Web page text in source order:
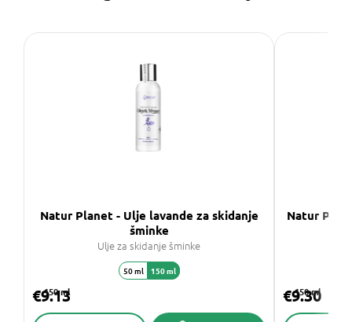
Natur Planet - Ulje lavande za skidanje
šminke
Ulje za skidanje šminke
150 ml
€9.13
50 ml 150 ml
Natur
150 ml
€9.30